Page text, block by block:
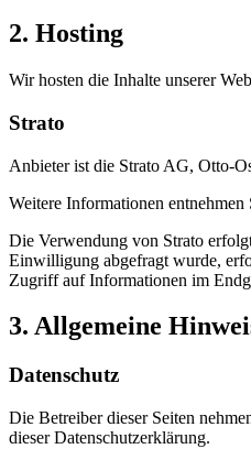
2. Hosting
Wir hosten die Inhalte unserer
Strato
Anbieter ist die Strato AG, Otto-
Weitere Informationen
Die Verwendung von Strato
Einwilligung abgefragt wurde,
Zugriff auf Informationen im
3. Allgemeine
Datenschutz
Die Betreiber dieser Seiten
dieser Datenschutzerklärung.